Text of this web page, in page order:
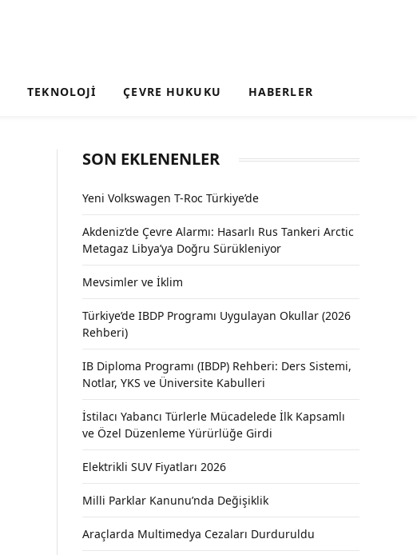
TEKNOLOJI ÇEVRE HUKUKU HABERLER
SON EKLENENLER
Yeni Volkswagen T-Roc Türkiye’de
Akdeniz’de Çevre Alarmı: Hasarlı Rus Tankeri Arctic
Metagaz Libya’ya Doğru Sürükleniyor
Mevsimler ve İklim
Türkiye’de IBDP Programı Uygulayan Okullar (2026
Rehberi)
IB Diploma Programı (IBDP) Rehberi: Ders Sistemi,
Notlar, YKS ve Üniversite Kabulleri
İstilacı Yabancı Türlerle Mücadelede İlk Kapsamlı
ve Özel Düzenleme Yürürlüğe Girdi
Elektrikli SUV Fiyatları 2026
Milli Parklar Kanunu’nda Değişiklik
Araçlarda Multimedya Cezaları Durduruldu